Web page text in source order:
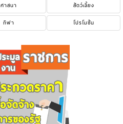
ศาสนา
สัตว์เลี้ยง
กีฬา โปรโมชั่น